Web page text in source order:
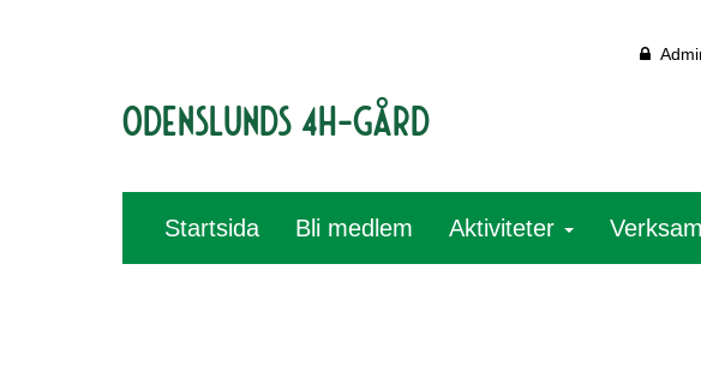
Odenslunds 4H-gård
Startsida Bli medlem Aktiviteter